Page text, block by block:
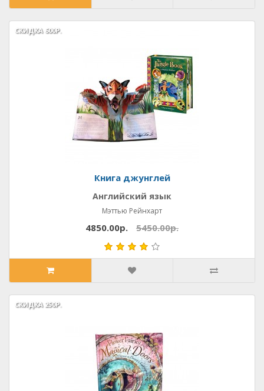
Книга джунглей
Английский язык
Мэттью Рейнхарт
СКИДКА 600Р.
СКИДКА 600Р.
4850.00р. 5450.00р.
СКИДКА 250Р.
СКИДКА 250Р.